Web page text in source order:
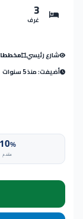
3
غرف
شارع رئيسي
أضيفت: منذ 5 سنوات
10%
مقدم